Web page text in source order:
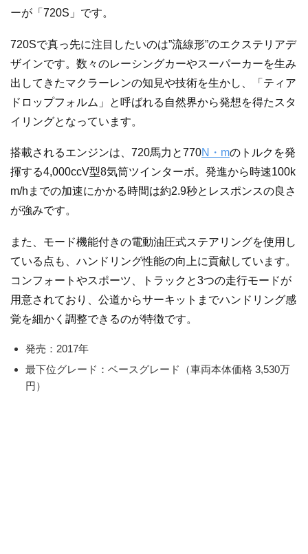
ーが「720S」です。
720Sで真っ先に注目したいのは”流線形”のエクステリアデ
ザインです。数々のレーシングカーやスーパーカーを生み
出してきたマクラーレンの知見や技術を生かし、「ティア
ドロップフォルム」と呼ばれる自然界から発想を得たスタ
イリングとなっています。
搭載されるエンジンは、720馬力と770N・mのトルクを発
揮する4,000ccV型8気筒ツインターボ。発進から時速100k
m/hまでの加速にかかる時間は約2.9秒とレスポンスの良さ
が強みです。
また、モード機能付きの電動油圧式ステアリングを使用し
ている点も、ハンドリング性能の向上に貢献しています。
コンフォートやスポーツ、トラックと3つの走行モードが
用意されており、公道からサーキットまでハンドリング感
覚を細かく調整できるのが特徴です。
発売：2017年
最下位グレード：ベースグレード（車両本体価格 3,530万
円）